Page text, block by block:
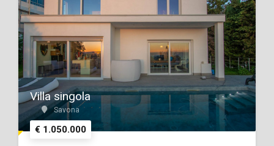
€ 1.050.000
Villa singola
Savona